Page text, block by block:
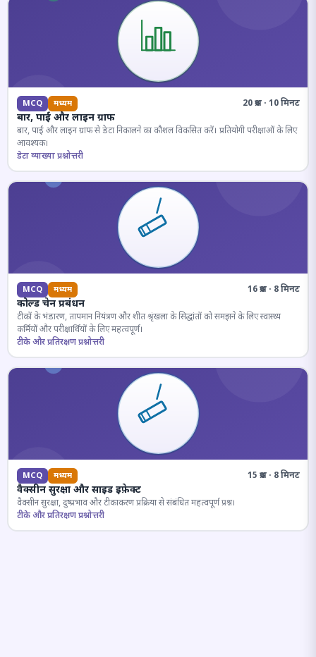
MCQ मध्यम 20 प्रश्न · 10 मिनट
बार, पाई और लाइन ग्राफ
बार, पाई और लाइन ग्राफ से डेटा निकालने का कौशल विकसित करें। प्रतियोगी परीक्षाओं के लिए
आवश्यक।
डेटा व्याख्या प्रश्नोत्तरी
MCQ मध्यम 16 प्रश्न · 8 मिनट
कोल्ड चेन प्रबंधन
टीकों के भंडारण, तापमान नियंत्रण और शीत श्रृंखला के सिद्धांतों को समझने के लिए स्वास्थ्य
कर्मियों और परीक्षार्थियों के लिए महत्वपूर्ण।
टीके और प्रतिरक्षण प्रश्नोत्तरी
MCQ मध्यम 15 प्रश्न · 8 मिनट
वैक्सीन सुरक्षा और साइड इफ़ेक्ट
वैक्सीन सुरक्षा, दुष्प्रभाव और टीकाकरण प्रक्रिया से संबंधित महत्वपूर्ण प्रश्न।
टीके और प्रतिरक्षण प्रश्नोत्तरी